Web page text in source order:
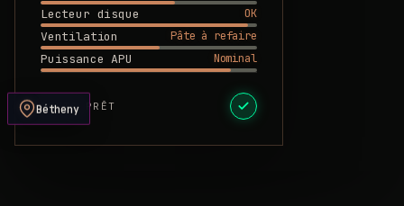
Lecteur disque
OK
Ventilation
Pâte à refaire
Puissance APU
Nominal
DEVIS PRÊT
Bétheny